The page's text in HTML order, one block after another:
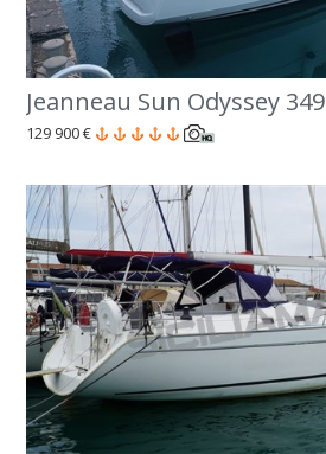
Jeanneau Sun Odyssey 349
129 900 €